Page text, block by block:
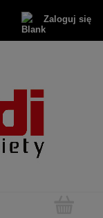
Zaloguj się